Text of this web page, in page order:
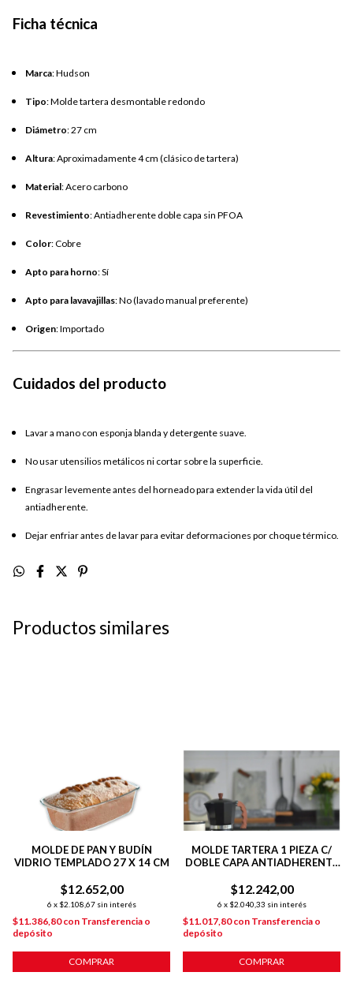
Ficha técnica
Marca: Hudson
Tipo: Molde tartera desmontable redondo
Diámetro: 27 cm
Altura: Aproximadamente 4 cm (clásico de tartera)
Material: Acero carbono
Revestimiento: Antiadherente doble capa sin PFOA
Color: Cobre
Apto para horno: Sí
Apto para lavavajillas: No (lavado manual preferente)
Origen: Importado
Cuidados del producto
Lavar a mano con esponja blanda y detergente suave.
No usar utensilios metálicos ni cortar sobre la superficie.
Engrasar levemente antes del horneado para extender la vida útil del
antiadherente.
Dejar enfriar antes de lavar para evitar deformaciones por choque térmico.
Productos similares
MOLDE DE PAN Y BUDÍN
VIDRIO TEMPLADO 27 X 14 CM
$12.652,00
6 x $2.108,67 sin interés
$11.386,80con Transferencia o
depósito
COMPRAR
MOLDE TARTERA 1 PIEZA C/
DOBLE CAPA ANTIADHERENTE
$12.242,00
6 x $2.040,33 sin interés
$11.017,80con Transferencia o
depósito
COMPRAR